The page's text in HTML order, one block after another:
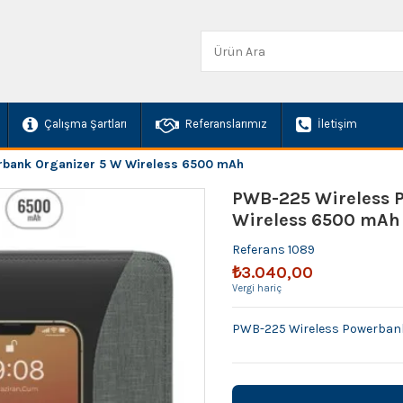
Çalışma Şartları Referanslarımız İletişim
Organizer 5 W Wireless 6500 mAh
PWB-225 Wireless
Wireless 6500 mAh
Referans 1089
₺3.040,00
Vergi hariç
PWB-225 Wireless